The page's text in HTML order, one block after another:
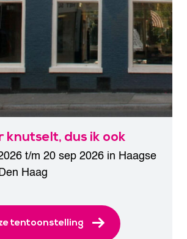
knutselt, dus ik ook
t/m 20 sep 2026 in Haagse
Haag
tentoonstelling